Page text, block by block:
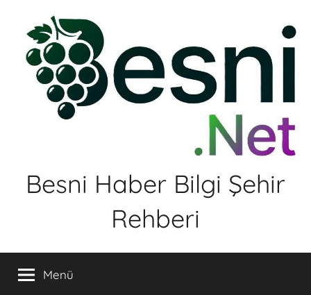
Besni Haber Bilgi Şehir
Rehberi
Menü